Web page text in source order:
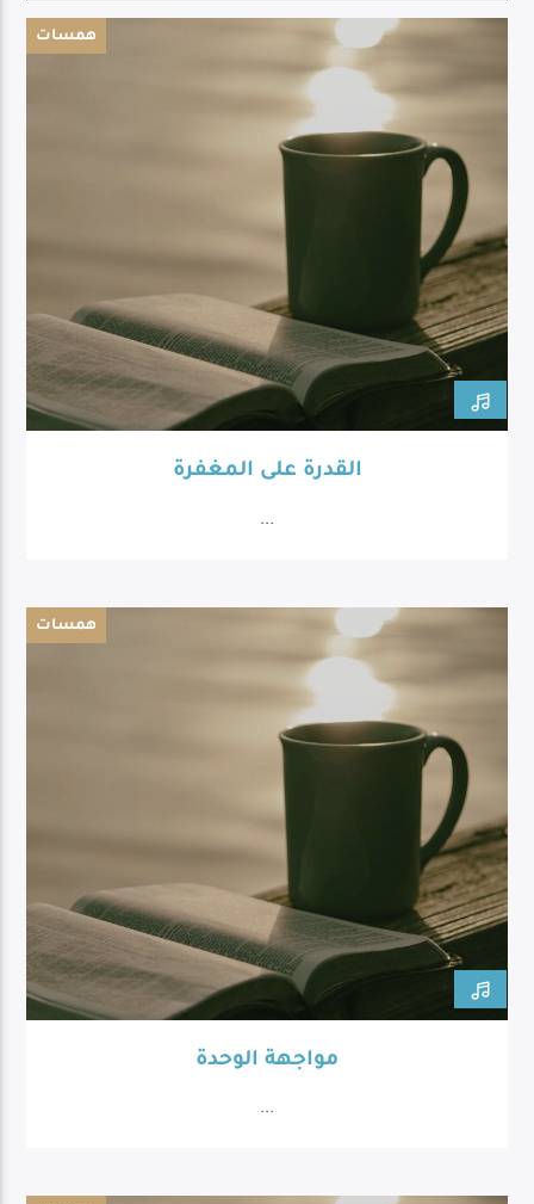
همسات
القدرة على المغفرة
...
همسات
مواجهة الوحدة
...